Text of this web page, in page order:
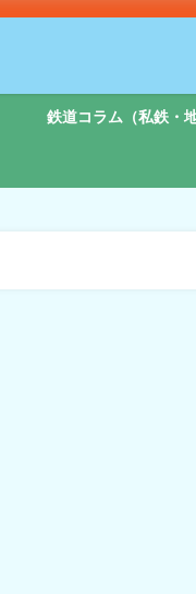
鉄道コラム（私鉄・